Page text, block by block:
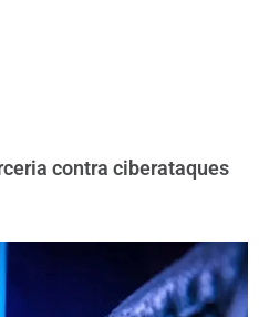
contra ciberataques